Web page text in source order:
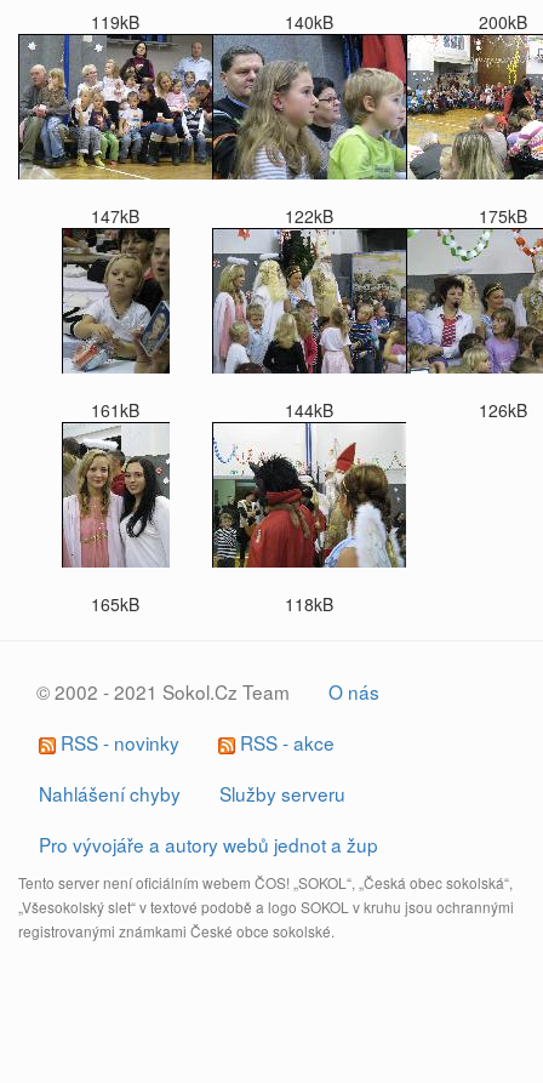
119kB 140kB 200kB
147kB 122kB 175kB
161kB 144kB 126kB
165kB 118kB
© 2002 - 2021 Sokol.Cz Team
O nás
RSS - novinky
RSS - akce
Nahlášení chyby
Služby serveru
Pro vývojáře a autory webů jednot a žup
Tento server není oficiálním webem ČOS! „SOKOL“, „Česká obec sokolská“,
„Všesokolský slet“ v textové podobě a logo SOKOL v kruhu jsou ochrannými
registrovanými známkami České obce sokolské.